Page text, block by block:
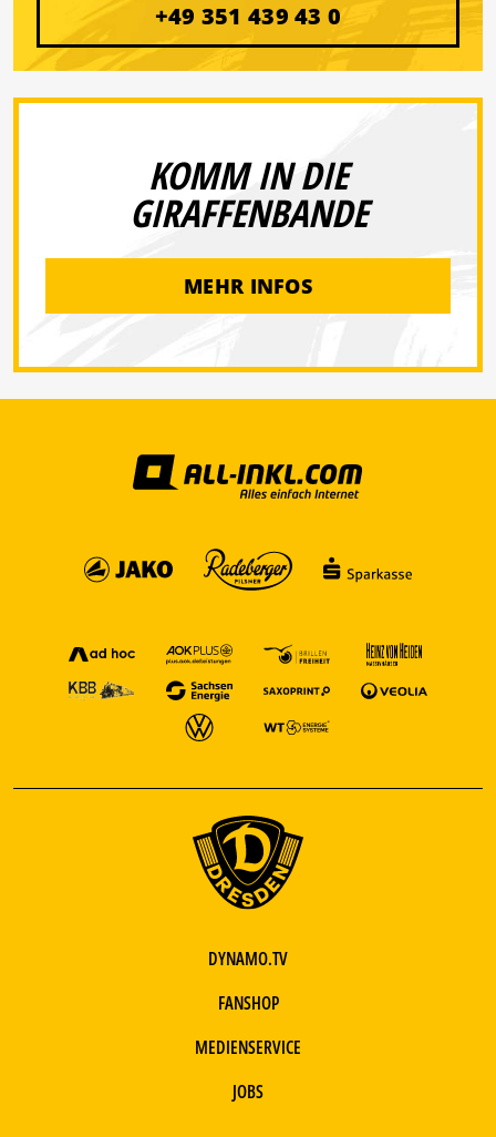
+49 351 439 43 0
KOMM IN DIE
GIRAFFENBANDE
MEHR INFOS
DYNAMO.TV
FANSHOP
MEDIENSERVICE
JOBS